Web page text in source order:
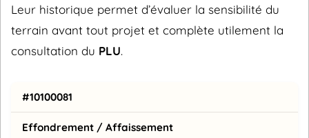
Leur historique permet d’évaluer la sensibilité du
terrain avant tout projet et complète utilement la
consultation du PLU.
#10100081
Effondrement / Affaissement